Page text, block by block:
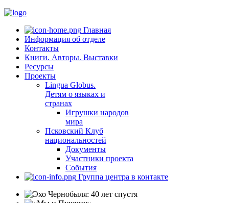
Главная
Информация об отделе
Контакты
Книги. Авторы. Выставки
Ресурсы
Проекты
Lingua Globus.
Детям о языках и
странах
Игрушки народов
мира
Псковский Клуб
национальностей
Документы
Участники проекта
События
Группа центра в контакте